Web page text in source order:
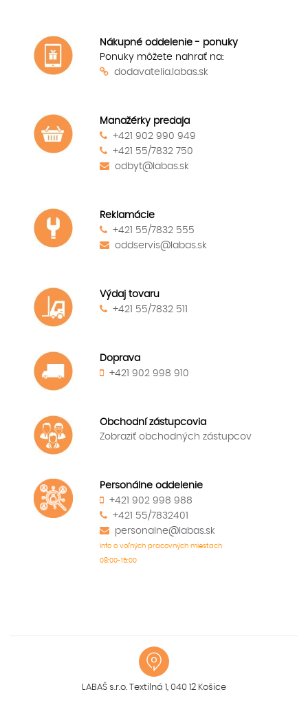
Nákupné oddelenie - ponuky
Ponuky môžete nahrať na:
dodavatelia.labas.sk
Manažérky predaja
+421 902 990 949
+421 55/7832 750
odbyt@labas.sk
Reklamácie
+421 55/7832 555
oddservis@labas.sk
Výdaj tovaru
+421 55/7832 511
Doprava
+421 902 998 910
Obchodní zástupcovia
Zobraziť obchodných zástupcov
Personálne oddelenie
+421 902 998 988
+421 55/7832401
personalne@labas.sk
Info o voľných pracovných miestach
08:00-15:00
LABAŠ s.r.o. Textilná 1, 040 12 Košice